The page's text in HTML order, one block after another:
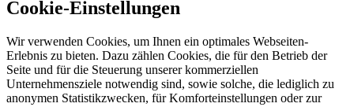
Cookie-Einstellungen
Wir verwenden Cookies, um Ihnen ein optimales Webseiten-
Erlebnis zu bieten. Dazu zählen Cookies, die für den Betrieb der
Seite und für die Steuerung unserer kommerziellen
Unternehmensziele notwendig sind, sowie solche, die lediglich zu
anonymen Statistikzwecken, für Komforteinstellungen oder zur